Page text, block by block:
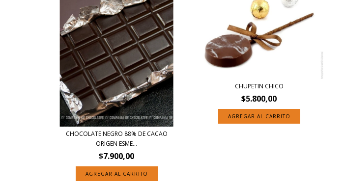
CHOCOLATE NEGRO 88% DE CACAO
ORIGEN ESME...
$7.900,00
AGREGAR AL CARRITO
CHUPETIN CHICO
$5.800,00